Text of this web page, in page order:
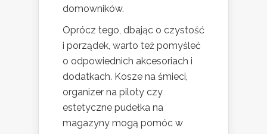
domowników.
Oprócz tego, dbając o czystość
i porządek, warto też pomyśleć
o odpowiednich akcesoriach i
dodatkach. Kosze na śmieci,
organizer na piloty czy
estetyczne pudełka na
magazyny mogą pomóc w